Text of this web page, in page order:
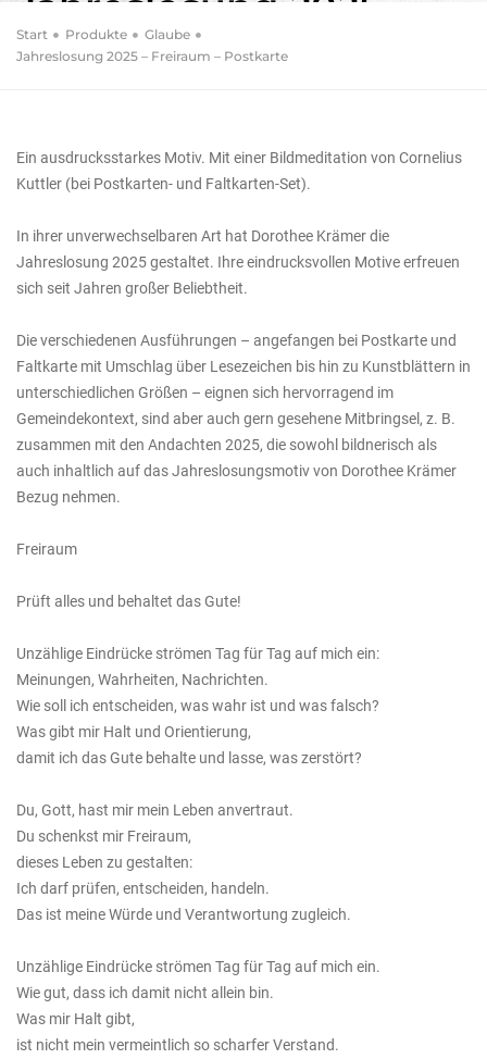
Freiraum – Postkarte
Start Produkte
Glaube
Jahreslosung 2025 – Freiraum – Postkarte
Ein ausdrucksstarkes Motiv. Mit einer Bildmeditation von Cornelius
Kuttler (bei Postkarten- und Faltkarten-Set).
In ihrer unverwechselbaren Art hat Dorothee Krämer die
Jahreslosung 2025 gestaltet. Ihre eindrucksvollen Motive erfreuen
sich seit Jahren großer Beliebtheit.
Die verschiedenen Ausführungen – angefangen bei Postkarte und
Faltkarte mit Umschlag über Lesezeichen bis hin zu Kunstblättern in
unterschiedlichen Größen – eignen sich hervorragend im
Gemeindekontext, sind aber auch gern gesehene Mitbringsel, z. B.
zusammen mit den Andachten 2025, die sowohl bildnerisch als
auch inhaltlich auf das Jahreslosungsmotiv von Dorothee Krämer
Bezug nehmen.
Freiraum
Prüft alles und behaltet das Gute!
Unzählige Eindrücke strömen Tag für Tag auf mich ein:
Meinungen, Wahrheiten, Nachrichten.
Wie soll ich entscheiden, was wahr ist und was falsch?
Was gibt mir Halt und Orientierung,
damit ich das Gute behalte und lasse, was zerstört?
Du, Gott, hast mir mein Leben anvertraut.
Du schenkst mir Freiraum,
dieses Leben zu gestalten:
Ich darf prüfen, entscheiden, handeln.
Das ist meine Würde und Verantwortung zugleich.
Unzählige Eindrücke strömen Tag für Tag auf mich ein.
Wie gut, dass ich damit nicht allein bin.
Was mir Halt gibt,
ist nicht mein vermeintlich so scharfer Verstand.